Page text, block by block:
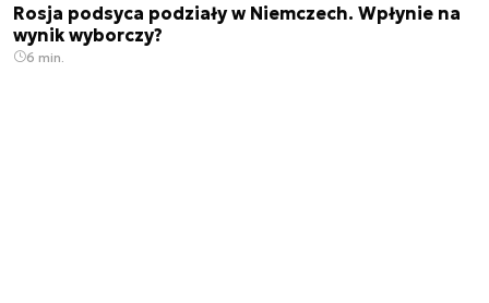
Rosja podsyca podziały w Niemczech. Wpłynie na
wynik wyborczy?
6 min.